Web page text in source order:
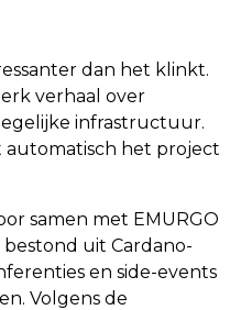
dan het klinkt.
verhaal over
infrastructuur.
het project
samen met EMURGO
uit Cardano-
en side-events
Volgens de